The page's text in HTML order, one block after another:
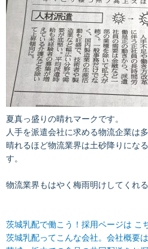
夏真っ盛りの晴れマークです。
人手を派遣会社に求める物流企業は
晴れるほど物流業界は土砂降りにな
す。
物流業界もはやく梅雨明けしてくれ
茨城乳配で働こう！採用ページは こ
茨城乳配ってこんな会社。会社概要は